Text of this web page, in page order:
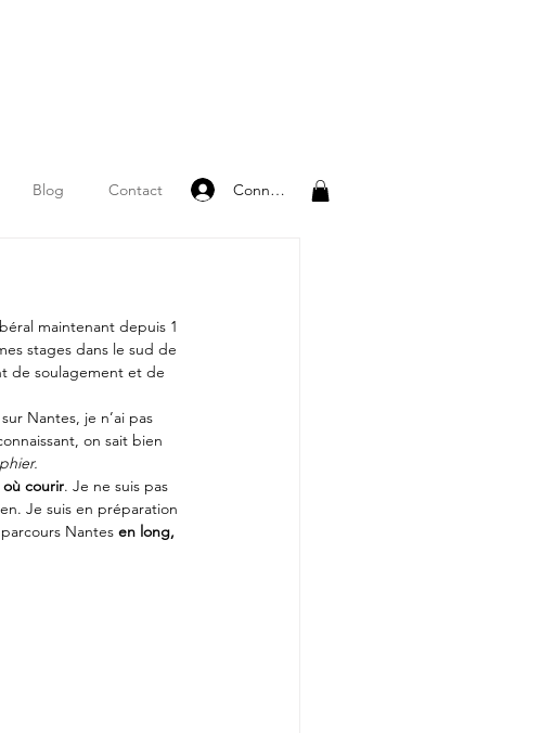
Blog Contact Connexion
maintenant depuis 1
stages dans le sud de
de soulagement et de
Nantes, je n’ai pas
on sait bien
où courir. Je ne suis pas
Je suis en préparation
Nantes en long,